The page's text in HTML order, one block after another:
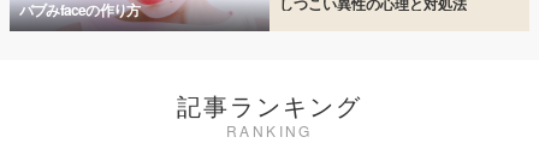
バブみfaceの作り方
記事ランキング
RANKING